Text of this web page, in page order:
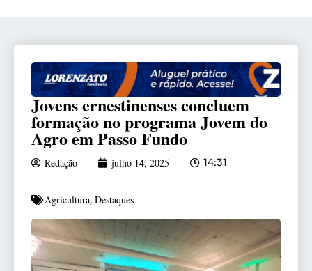
Jovens ernestinenses concluem
formação no programa Jovem do
Agro em Passo Fundo
Redação julho 14, 2025 14:31
Agricultura, Destaques